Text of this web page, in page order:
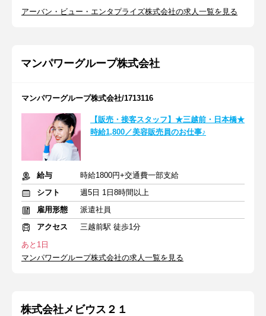
アーバン・ビュー・エンタプライズ株式会社の求人一覧を見る
マンパワーグループ株式会社
マンパワーグループ株式会社/1713116
【販売・接客スタッフ】★三越前・日本橋★
時給1,800／美容販売員のお仕事♪
給与
時給1800円+交通費一部支給
シフト
週5日 1日8時間以上
雇用形態
派遣社員
アクセス
三越前駅 徒歩1分
あと1日
マンパワーグループ株式会社の求人一覧を見る
株式会社メビウス２１